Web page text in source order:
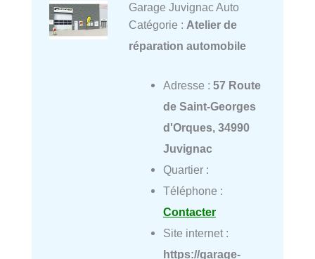
Garage Juvignac Auto
Catégorie : Atelier de
réparation automobile
Adresse : 57 Route
de Saint-Georges
d'Orques, 34990
Juvignac
Quartier :
Téléphone :
Contacter
Site internet :
https://garage-